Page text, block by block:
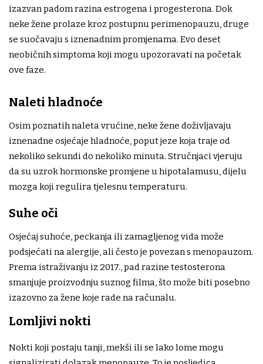
izazvan padom razina estrogena i progesterona. Dok
neke žene prolaze kroz postupnu perimenopauzu, druge
se suočavaju s iznenadnim promjenama. Evo deset
neobičnih simptoma koji mogu upozoravati na početak
ove faze.
Naleti hladnoće
Osim poznatih naleta vrućine, neke žene doživljavaju
iznenadne osjećaje hladnoće, poput jeze koja traje od
nekoliko sekundi do nekoliko minuta. Stručnjaci vjeruju
da su uzrok hormonske promjene u hipotalamusu, dijelu
mozga koji regulira tjelesnu temperaturu.
Suhe oči
Osjećaj suhoće, peckanja ili zamagljenog vida može
podsjećati na alergije, ali često je povezan s menopauzom.
Prema istraživanju iz 2017., pad razine testosterona
smanjuje proizvodnju suznog filma, što može biti posebno
izazovno za žene koje rade na računalu.
Lomljivi nokti
Nokti koji postaju tanji, mekši ili se lako lome mogu